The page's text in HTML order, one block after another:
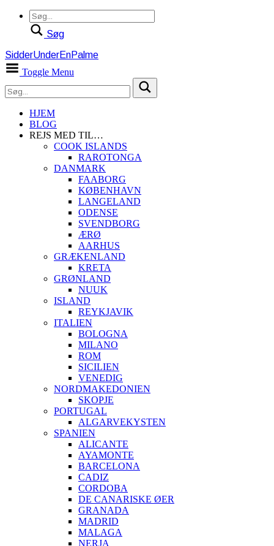
Søg
SidderUnderEnPalme
Toggle Menu
HJEM
BLOG
REJS MED TIL…
COOK ISLANDS
RAROTONGA
DANMARK
FAABORG
KØBENHAVN
LANGELAND
ODENSE
SVENDBORG
ÆRØ
AARHUS
GRÆKENLAND
KRETA
GRØNLAND
NUUK
ISLAND
REYKJAVIK
ITALIEN
BOLOGNA
MILANO
ROM
SICILIEN
VENEDIG
NORDMAKEDONIEN
SKOPJE
PORTUGAL
ALGARVEKYSTEN
SPANIEN
ALICANTE
AYAMONTE
BARCELONA
CADIZ
CORDOBA
DE CANARISKE ØER
GRANADA
MADRID
MALAGA
NERJA